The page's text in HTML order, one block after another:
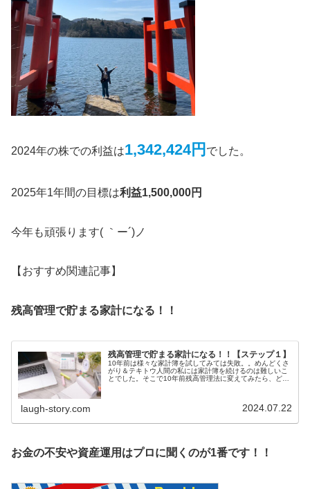
2024年の株での利益は1,342,424円 でした。
2025年1年間の目標は利益1,500,000円
今年も頑張ります( ｀ー´)ノ
【おすすめ関連記事】
残高管理で貯まる家計になる！！
残高管理で貯まる家計になる！！【ステップ１】
10年前は様々な家計簿を試してみては失敗。。めんどくさ
がり＆テキトウ人間の私には家計簿を続けるのは難しいこ
とでした。そこで10年前残高管理法に変えてみたら、どん
laugh-story.com 2024.07.22
お金の不安や資産運用はプロに聞くのが1番です！！